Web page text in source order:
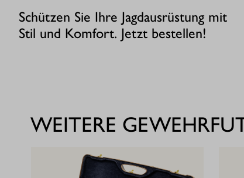
Schützen Sie Ihre Jagdausrüstung mit
Stil und Komfort. Jetzt bestellen!
WEITERE